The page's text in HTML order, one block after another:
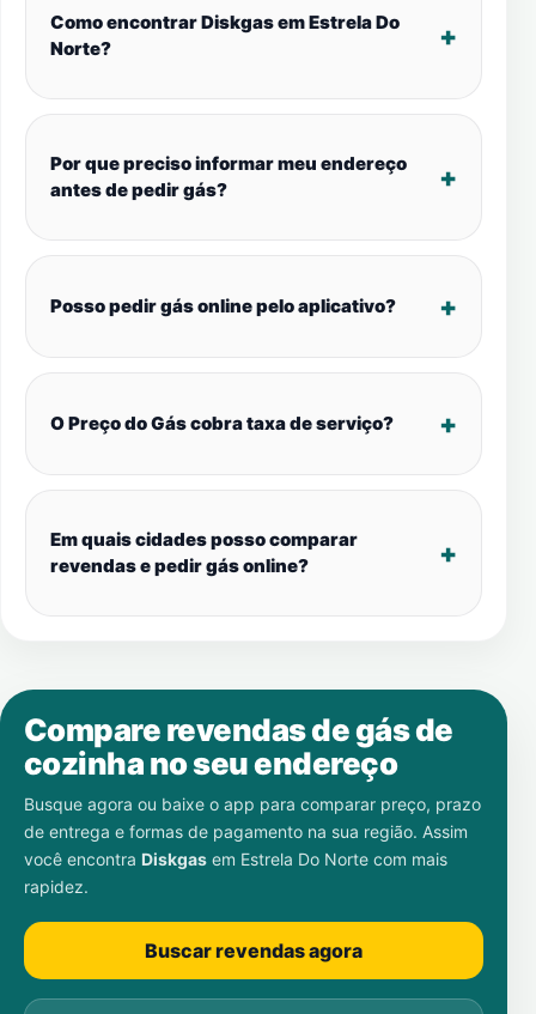
Como encontrar Diskgas em Estrela Do
Norte?
Por que preciso informar meu endereço
antes de pedir gás?
Posso pedir gás online pelo aplicativo?
O Preço do Gás cobra taxa de serviço?
Em quais cidades posso comparar
revendas e pedir gás online?
Compare revendas de gás de
cozinha no seu endereço
Busque agora ou baixe o app para comparar preço, prazo
de entrega e formas de pagamento na sua região. Assim
você encontra Diskgas em Estrela Do Norte com mais
rapidez.
Buscar revendas agora